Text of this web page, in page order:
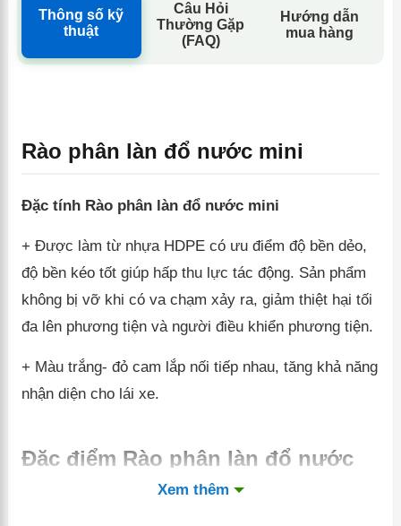
Thông số kỹ
thuật
Câu Hỏi
Thường Gặp
(FAQ)
Hướng dẫn
mua hàng
Rào phân làn đổ nước mini
Đặc tính Rào phân làn đổ nước mini
+ Được làm từ nhựa HDPE có ưu điểm độ bền dẻo,
độ bền kéo tốt giúp hấp thu lực tác động. Sản phẩm
không bị vỡ khi có va chạm xảy ra, giảm thiệt hại tối
đa lên phương tiện và người điều khiển phương tiện.
+ Màu trắng- đỏ cam lắp nối tiếp nhau, tăng khả năng
nhận diện cho lái xe.
Đặc điểm Rào phân làn đổ nước
Xem thêm